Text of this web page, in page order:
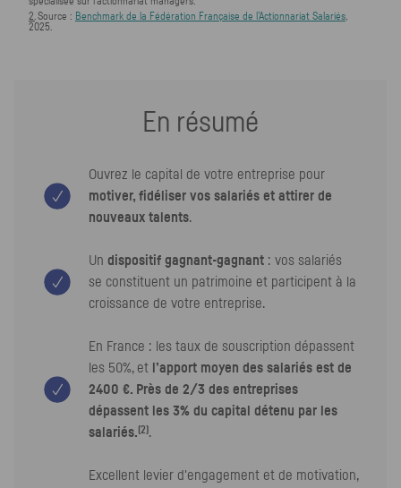
En résumé
Ouvrez le capital de votre entreprise pour
motiver, fidéliser vos salariés et attirer de
nouveaux talents.
Un dispositif gagnant-gagnant : vos salariés
se constituent un patrimoine et participent à la
croissance de votre entreprise.
En France : les taux de souscription dépassent
les 50%, et l’apport moyen des salariés est de
2400 €. Près de 2/3 des entreprises
dépassent les 3% du capital détenu par les
salariés.(2).
Excellent levier d'engagement et de motivation,
2. Source : Benchmark de la Fédération Française de l’Actionnariat Salariés
2025.